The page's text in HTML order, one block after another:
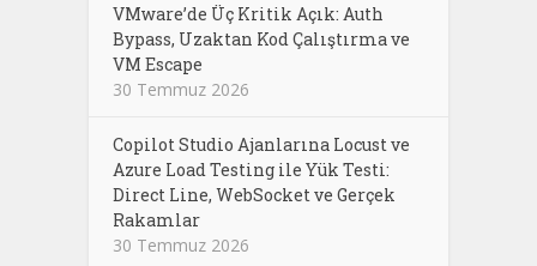
VMware’de Üç Kritik Açık: Auth
Bypass, Uzaktan Kod Çalıştırma ve
VM Escape
30 Temmuz 2026
Copilot Studio Ajanlarına Locust ve
Azure Load Testing ile Yük Testi:
Direct Line, WebSocket ve Gerçek
Rakamlar
30 Temmuz 2026